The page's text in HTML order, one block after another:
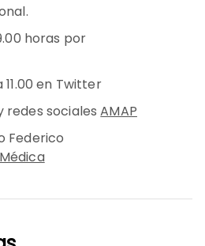
horas por
11.00 en Twitter
redes socialesAMAP
Federico